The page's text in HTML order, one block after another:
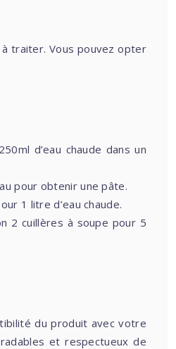
traiter. Vous pouvez opter
d’eau chaude dans un
pour obtenir une pâte.
1 litre d’eau chaude.
2 cuillères à soupe pour 5
du produit avec votre
et respectueux de